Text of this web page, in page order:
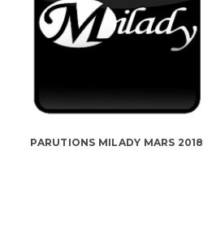
PARUTIONS MILADY MARS 2018